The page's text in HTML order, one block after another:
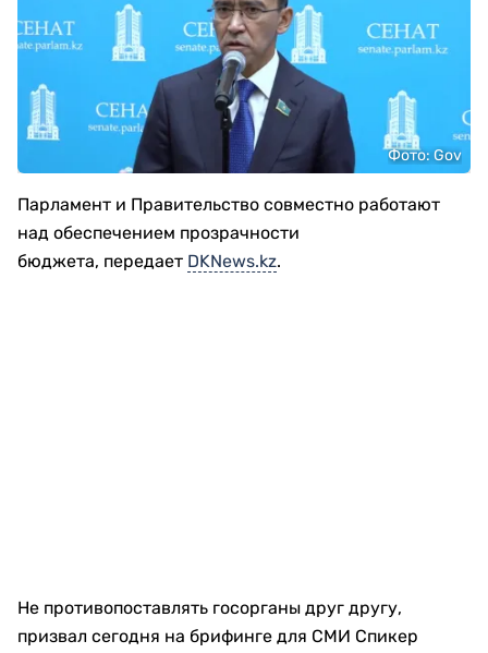
Фото: Gov
Парламент и Правительство совместно работают
над обеспечением прозрачности
бюджета, передает DKNews.kz.
Не противопоставлять госорганы друг другу,
призвал сегодня на брифинге для СМИ Спикер